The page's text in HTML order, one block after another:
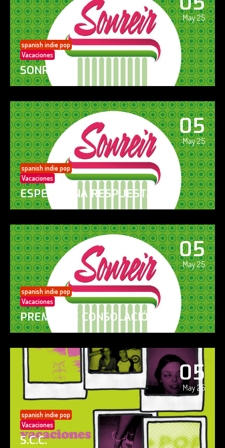
May 25
spanish indie pop
Vacaciones
SONREÍR
05
May 25
spanish indie pop
Vacaciones
ESPERO UNA RESPUESTA
05
May 25
spanish indie pop
Vacaciones
PREMIO DE CONSOLACIÓN
05
May 25
spanish indie pop
Vacaciones
S.C.C.